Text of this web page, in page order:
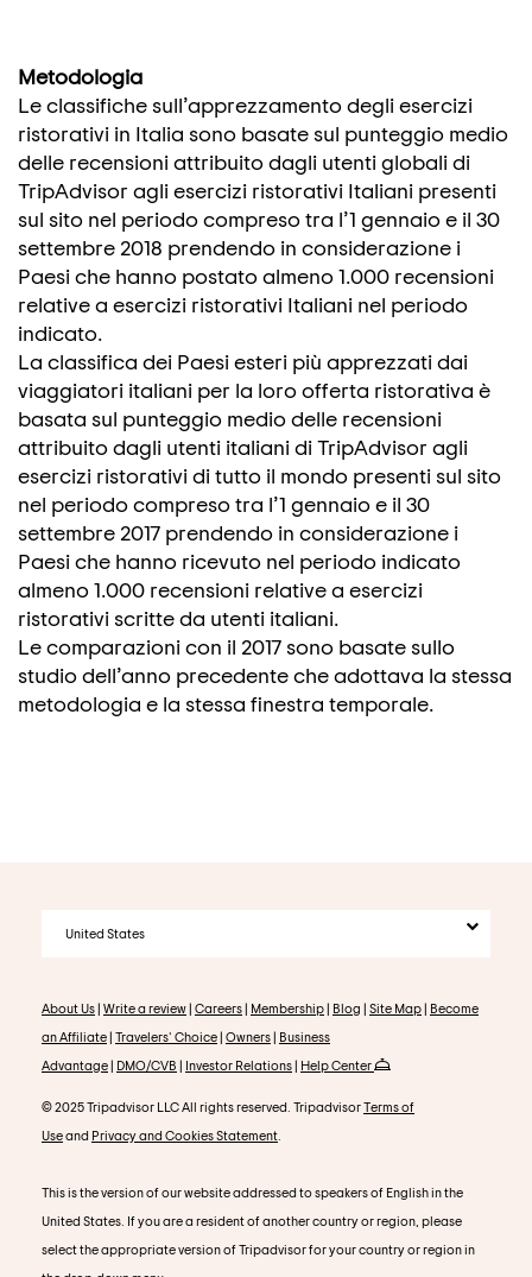
Metodologia
Le classifiche sull’apprezzamento degli esercizi
ristorativi in Italia sono basate sul punteggio medio
delle recensioni attribuito dagli utenti globali di
TripAdvisor agli esercizi ristorativi Italiani presenti
sul sito nel periodo compreso tra l’1 gennaio e il 30
settembre 2018 prendendo in considerazione i
Paesi che hanno postato almeno 1.000 recensioni
relative a esercizi ristorativi Italiani nel periodo
indicato.
La classifica dei Paesi esteri più apprezzati dai
viaggiatori italiani per la loro offerta ristorativa è
basata sul punteggio medio delle recensioni
attribuito dagli utenti italiani di TripAdvisor agli
esercizi ristorativi di tutto il mondo presenti sul sito
nel periodo compreso tra l’1 gennaio e il 30
settembre 2017 prendendo in considerazione i
Paesi che hanno ricevuto nel periodo indicato
almeno 1.000 recensioni relative a esercizi
ristorativi scritte da utenti italiani.
Le comparazioni con il 2017 sono basate sullo
studio dell’anno precedente che adottava la stessa
metodologia e la stessa finestra temporale.
United States
About Us| Write a review| Careers| Membership| Blog | Site Map| Become
an Affiliate| Travelers' Choice| Owners| Business
Advantage| DMO/CVB | Investor Relations| Help Center
© 2025 Tripadvisor LLC All rights reserved. TripadvisorTerms of
Useand Privacy and Cookies Statement
This is the version of our website addressed to speakers of English in the
United States. If you are a resident of another country or region, please
select the appropriate version of Tripadvisor for your country or region in